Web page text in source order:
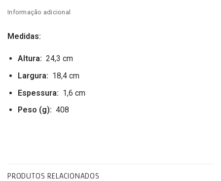
Informação adicional
Medidas:
Altura: 24,3 cm
Largura: 18,4 cm
Espessura: 1,6 cm
Peso (g): 408
PRODUTOS RELACIONADOS